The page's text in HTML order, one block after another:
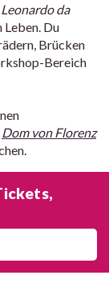
Leonardo da
Leben. Du
Brücken
Bereich
Dom von Florenz